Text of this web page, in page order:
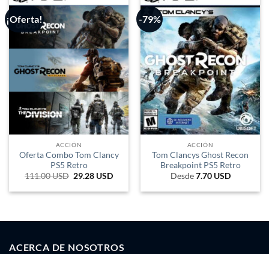
¡Oferta!
ACCIÓN
Oferta Combo Tom Clancy
PS5 Retro
111.00USD El
original
29.28 USD
actual
-79%
ACCIÓN
Tom Clancys Ghost Recon
Breakpoint PS5 Retro
Desde7.70 USD
ACERCA DE NOSOTROS